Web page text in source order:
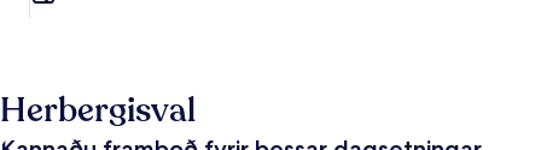
Herbergisval